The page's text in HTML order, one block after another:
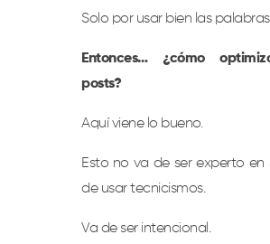
Solo por usar bien las
Entonces… ¿cómo
posts?
Aquí viene lo bueno.
Esto no va de ser experto en
de usar tecnicismos.
Va de ser intencional.